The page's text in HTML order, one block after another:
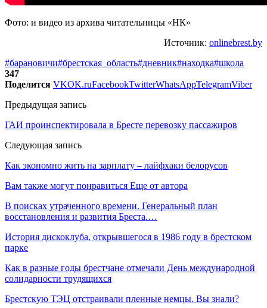
Фото: и видео из архива читательницы «НК»
Источник: onlinebrest.by
#барановичи#брестская_область#дневник#находка#школа
347
Поделится VKOK.ruFacebookTwitterWhatsAppTelegramViber
Предыдущая запись
ГАИ проинспектировала в Бресте перевозку пассажиров
Следующая запись
Как экономно жить на зарплату – лайфхаки белорусов
Вам также могут понравиться Еще от автора
В поисках утраченного времени. Генеральный план
восстановления и развития Бреста.…
История дискоклуба, открывшегося в 1986 году в брестском
парке
Как в разные годы брестчане отмечали День международной
солидарности трудящихся
Брестскую ТЭЦ отстраивали пленные немцы. Вы знали?